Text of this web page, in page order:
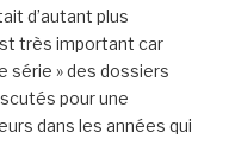
d’autant plus
très important car
série » des dossiers
pour une
dans les années qui